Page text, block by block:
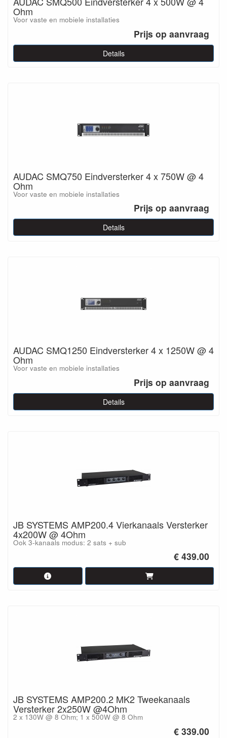
Ohm
Voor vaste en mobiele installaties
Prijs op aanvraag
Details
AUDAC SMQ750 Eindversterker 4 x 750W @ 4
Ohm
Voor vaste en mobiele installaties
Prijs op aanvraag
Details
AUDAC SMQ1250 Eindversterker 4 x 1250W @ 4
Ohm
Voor vaste en mobiele installaties
Prijs op aanvraag
Details
JB SYSTEMS AMP200.4 Vierkanaals Versterker
4x200W @ 4Ohm
Ook 3-kanaals modus: 2 sats + sub
€ 439.00
JB SYSTEMS AMP200.2 MK2 Tweekanaals
Versterker 2x250W @4Ohm
2 x 130W @ 8 Ohm; 1 x 500W @ 8 Ohm
€ 339.00